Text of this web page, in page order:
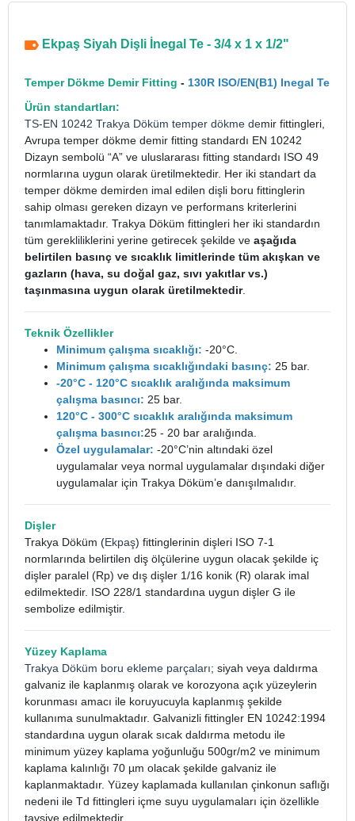
Ekpaş Siyah Dişli İnegal Te - 3/4 x 1 x 1/2"
Temper Dökme Demir Fitting - 130R ISO/EN(B1) Inegal Te
Ürün standartları:
TS-EN 10242 Trakya Döküm temper dökme demir fittingleri,
Avrupa temper dökme demir fitting standardı EN 10242
Dizayn sembolü “A” ve uluslararası fitting standardı ISO 49
normlarına uygun olarak üretilmektedir. Her iki standart da
temper dökme demirden imal edilen dişli boru fittinglerin
sahip olması gereken dizayn ve performans kriterlerini
tanımlamaktadır. Trakya Döküm fittingleri her iki standardın
tüm gerekliliklerini yerine getirecek şekilde ve aşağıda
belirtilen basınç ve sıcaklık limitlerinde tüm akışkan ve
gazların (hava, su doğal gaz, sıvı yakıtlar vs.)
taşınmasına uygun olarak üretilmektedir.
Teknik Özellikler
Minimum çalışma sıcaklığı: -20°C.
Minimum çalışma sıcaklığındaki basınç: 25 bar.
-20°C - 120°C sıcaklık aralığında maksimum
çalışma basıncı: 25 bar.
120°C - 300°C sıcaklık aralığında maksimum
çalışma basıncı:25 - 20 bar aralığında.
Özel uygulamalar: -20°C’nin altındaki özel
uygulamalar veya normal uygulamalar dışındaki diğer
uygulamalar için Trakya Döküm’e danışılmalıdır.
Dişler
Trakya Döküm (Ekpaş) fittinglerinin dişleri ISO 7-1
normlarında belirtilen diş ölçülerine uygun olacak şekilde iç
dişler paralel (Rp) ve dış dişler 1/16 konik (R) olarak imal
edilmektedir. ISO 228/1 standardına uygun dişler G ile
sembolize edilmiştir.
Yüzey Kaplama
Trakya Döküm boru ekleme parçaları; siyah veya daldırma
galvaniz ile kaplanmış olarak ve korozyona açık yüzeylerin
korunması amacı ile koruyucuyla kaplanmış şekilde
kullanıma sunulmaktadır. Galvanizli fittingler EN 10242:1994
standardına uygun olarak sıcak daldırma metodu ile
minimum yüzey kaplama yoğunluğu 500gr/m2 ve minimum
kaplama kalınlığı 70 µm olacak şekilde galvaniz ile
kaplanmaktadır. Yüzey kaplamada kullanılan çinkonun saflığı
nedeni ile Td fittingleri içme suyu uygulamaları için özellikle
tavsiye edilmektedir.